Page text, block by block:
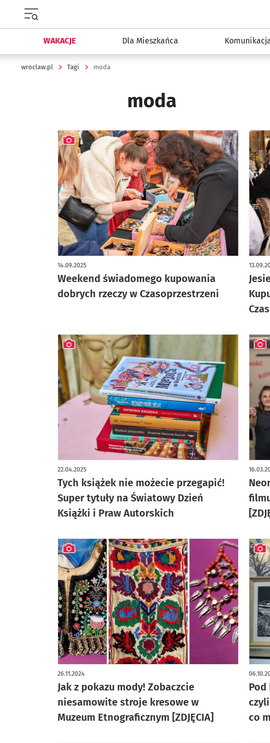
WAKACJE Dla Mieszkańca
wroclaw.pl Tagi moda
moda
Weekend świadomego kupowania
dobrych rzeczy w Czasoprzestrzeni
14.09.2025
artykuł z galerią zdjęć
Tych książek nie możecie przegapić!
Super tytuły na Światowy Dzień
Książki i Praw Autorskich
22.04.2025
artykuł z galerią zdjęć
Jak z pokazu mody! Zobaczcie
niesamowite stroje kresowe w
Muzeum Etnograficznym [ZDJĘCIA]
26.11.2024
artykuł z galerią zdjęć
co